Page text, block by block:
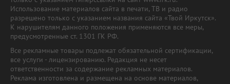
Использование материалов сайта в печати, ТВ и радио
разрешено только с указанием названия сайта «Твой Иркутск».
К нарушителям данного положения применяются все меры,
предусмотренные ст. 1301 ГК РФ.
Все рекламные товары подлежат обязательной сертификации,
все услуги - лицензированию. Редакция не несет
ответственности за содержание рекламных материалов.
Реклама изготовлена и размещена на основе материалов,